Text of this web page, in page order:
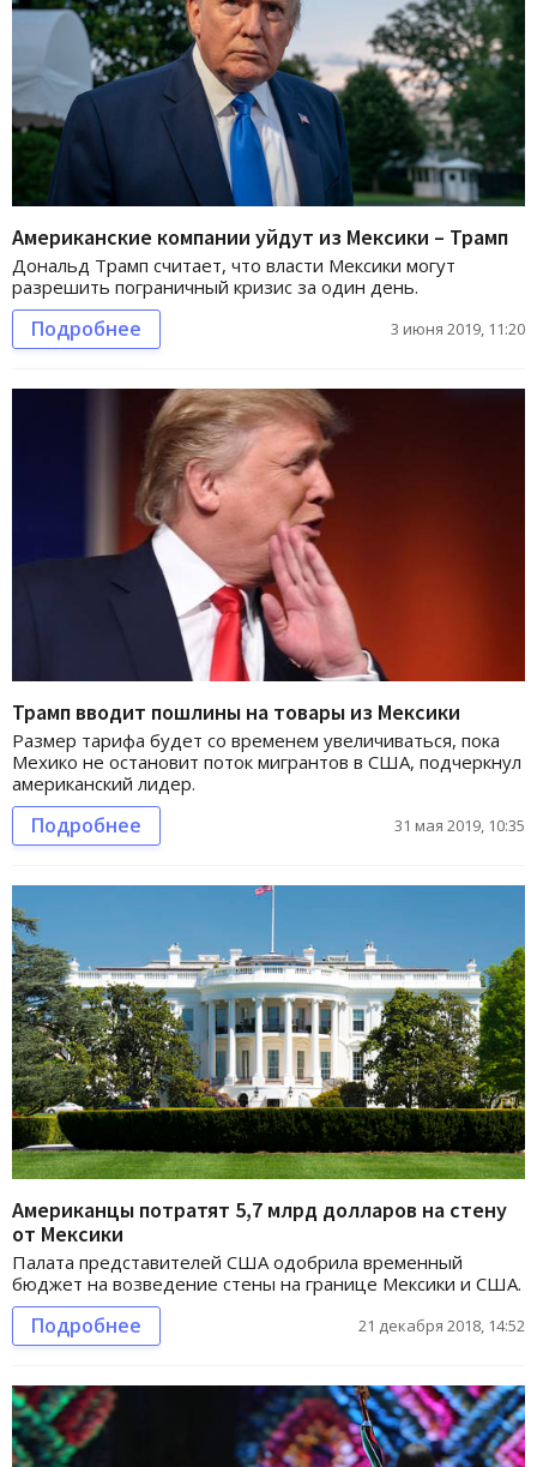
Американские компании уйдут из Мексики – Трамп
Дональд Трамп считает, что власти Мексики могут
разрешить пограничный кризис за один день.
Подробнее 3 июня 2019, 11:20
Трамп вводит пошлины на товары из Мексики
Размер тарифа будет со временем увеличиваться, пока
Мехико не остановит поток мигрантов в США, подчеркнул
американский лидер.
Подробнее 31 мая 2019, 10:35
Американцы потратят 5,7 млрд долларов на стену
от Мексики
Палата представителей США одобрила временный
бюджет на возведение стены на границе Мексики и США.
Подробнее 21 декабря 2018, 14:52